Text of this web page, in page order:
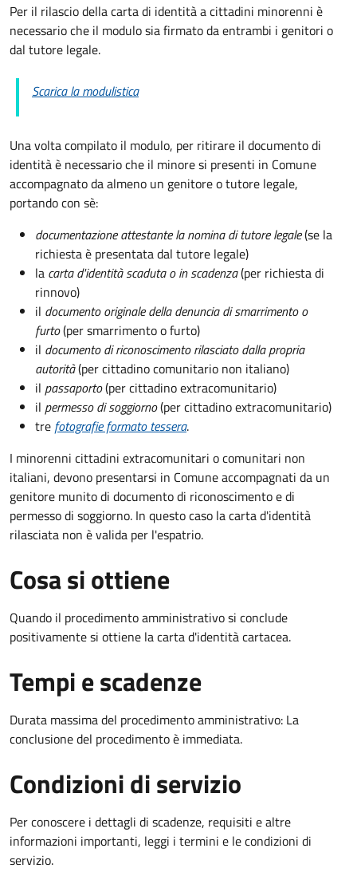
Per il rilascio della carta di identità a cittadini minorenni è
necessario che il modulo sia firmato da entrambi i genitori o
dal tutore legale.
Scarica la modulistica
Una volta compilato il modulo, per ritirare il documento di
identità è necessario che il minore si presenti in Comune
accompagnato da almeno un genitore o tutore legale,
portando con sè:
documentazione attestante la nomina di tutore legale(se la
richiesta è presentata dal tutore legale)
la carta d'identità scaduta o in scadenza(per richiesta di
rinnovo)
il documento originale della denuncia di smarrimento o
furto(per smarrimento o furto)
il documento di riconoscimento rilasciato dalla propria
autorità(per cittadino comunitario non italiano)
il passaporto(per cittadino extracomunitario)
il permesso di soggiorno(per cittadino extracomunitario)
tre fotografie formato tessera.
I minorenni cittadini extracomunitari o comunitari non
italiani, devono presentarsi in Comune accompagnati da un
genitore munito di documento di riconoscimento e di
permesso di soggiorno. In questo caso la carta d'identità
rilasciata non è valida per l'espatrio.
Cosa si ottiene
Quando il procedimento amministrativo si conclude
positivamente si ottiene la carta d'identità cartacea.
Tempi e scadenze
Durata massima del procedimento amministrativo: La
conclusione del procedimento è immediata.
Condizioni di servizio
Per conoscere i dettagli di scadenze, requisiti e altre
informazioni importanti, leggi i termini e le condizioni di
servizio.